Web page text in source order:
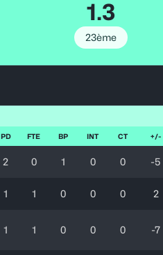
1.3
23ème
PD FTE BP INT CT +/-
2 0 1 0 0 -5
1 1 0 0 0 2
1 1 0 0 0 -7